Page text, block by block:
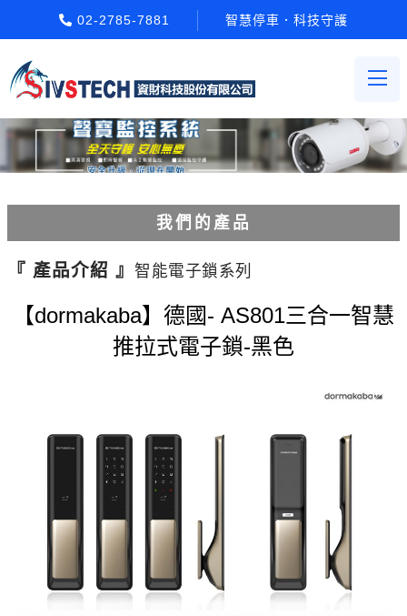
02-2785-7881 智慧停車．科技守護
我們的產品
電動柵欄機系列
車牌辨識系統系列
停車場收費系統系列
人員通關管制機系列
車輪檔防撞條系列
智能電子鎖系列
『 產品介紹 』 智能電子鎖系列
【dormakaba】德國- AS801三合一智慧
推拉式電子鎖-黑色